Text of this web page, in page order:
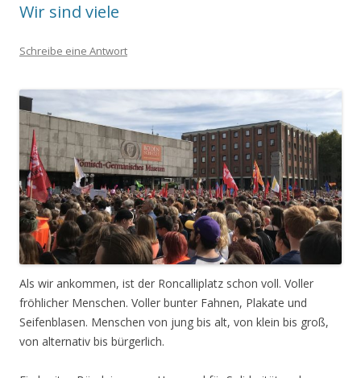
Wir sind viele
Schreibe eine Antwort
Als wir ankommen, ist der Roncalliplatz schon voll. Voller
fröhlicher Menschen. Voller bunter Fahnen, Plakate und
Seifenblasen. Menschen von jung bis alt, von klein bis groß,
von alternativ bis bürgerlich.